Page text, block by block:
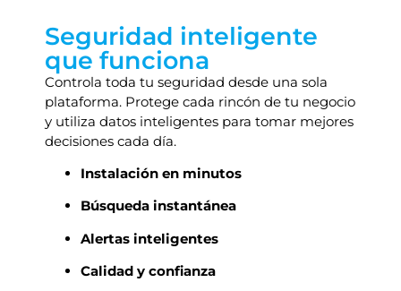
Seguridad inteligente
que funciona
Controla toda tu seguridad desde una sola
plataforma. Protege cada rincón de tu negocio
y utiliza datos inteligentes para tomar mejores
decisiones cada día.
Instalación en minutos
Búsqueda instantánea
Alertas inteligentes
Calidad y confianza